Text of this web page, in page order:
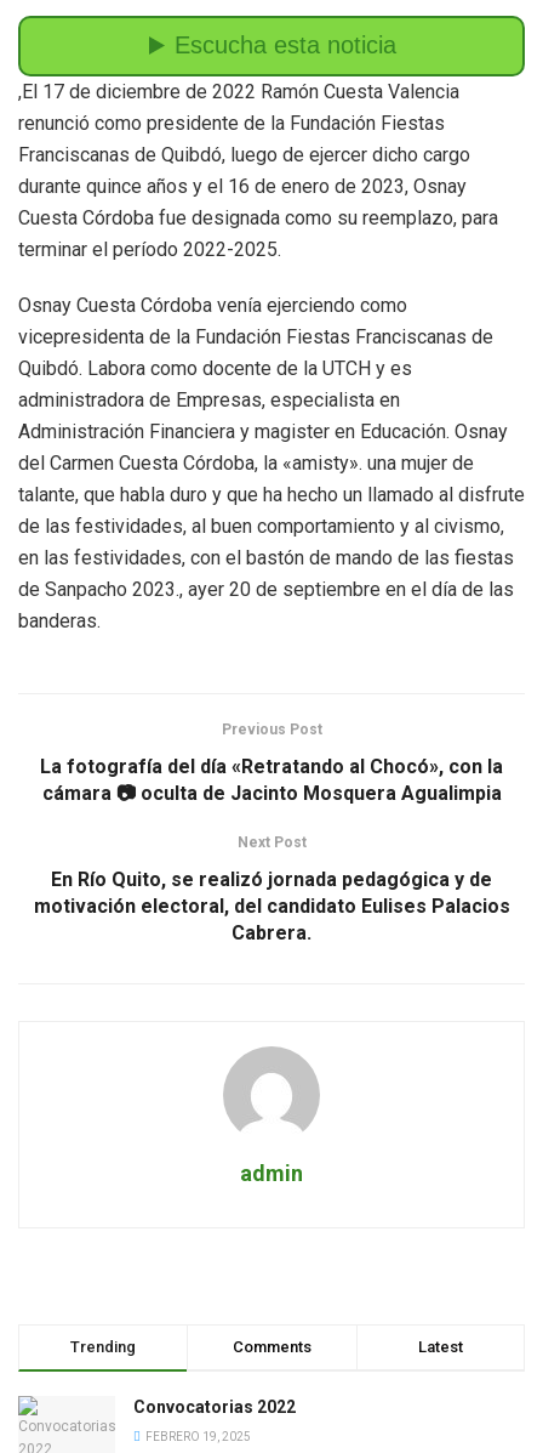
,El 17 de diciembre de 2022 Ramón Cuesta Valencia
renunció como presidente de la Fundación Fiestas
Franciscanas de Quibdó, luego de ejercer dicho cargo
durante quince años y el 16 de enero de 2023, Osnay
Cuesta Córdoba fue designada como su reemplazo, para
terminar el período 2022-2025.
Osnay Cuesta Córdoba venía ejerciendo como
vicepresidenta de la Fundación Fiestas Franciscanas de
Quibdó. Labora como docente de la UTCH y es
administradora de Empresas, especialista en
Administración Financiera y magister en Educación. Osnay
del Carmen Cuesta Córdoba, la «amisty». una mujer de
talante, que habla duro y que ha hecho un llamado al disfrute
de las festividades, al buen comportamiento y al civismo,
en las festividades, con el bastón de mando de las fiestas
de Sanpacho 2023., ayer 20 de septiembre en el día de las
banderas.
Previous Post
La fotografía del día «Retratando al Chocó», con la
cámara 📷 oculta de Jacinto Mosquera Agualimpia
Next Post
En Río Quito, se realizó jornada pedagógica y de
motivación electoral, del candidato Eulises Palacios
Cabrera.
admin
Trending Comments Latest
Convocatorias 2022
FEBRERO 19, 2025